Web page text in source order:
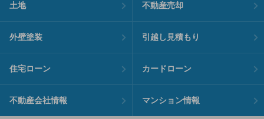
土地 不動産売却
外壁塗装 引越し見積もり
住宅ローン カードローン
不動産会社情報 マンション情報